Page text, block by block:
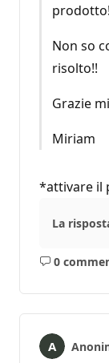
Non so
risolto!!
Grazie
Miriam
*attivare il
La
0